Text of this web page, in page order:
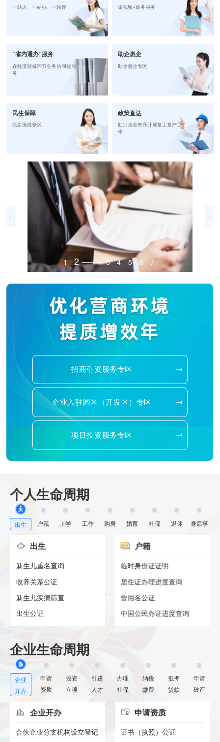
一站入、一站办、一站评 短视频+政务服务
“省内通办”服务
在线流转减环节业务协同优服
务
助企惠企
助企惠企专区
民生保障
民生保障专区
政策直达
助力企业有序开展复工复产工
作
企业开办、注
企业开办、注销一站
1 2 3 4 5 6 7
招商引资服务专区
企业入驻园区（开发区）专区
项目投资服务专区
个人生命周期
出生 户籍 上学 工作 购房 婚育 社保 退休 身后事
出生
新生儿重名查询
收养关系公证
新生儿疾病筛查
出生公证
户籍
临时身份证证明
居住证办理进度查询
曾用名公证
中国公民办证进度查询
企业生命周期
企业
开办
申请
资质
投资
立项
引进
人才
办理
社保
纳税
缴费
抵押
贷款
申请
破产
企业开办
合伙企业分支机构设立登记
申请资质
证书（执照）公证